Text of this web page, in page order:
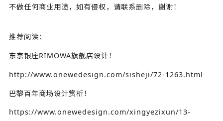
不做任何商业用途，如有侵权，请联系删除，谢谢！
推荐阅读：
东京银座RIMOWA旗舰店设计！
http://www.onewedesign.com/sisheji/72-1263.html
巴黎百年商场设计赏析！
https://www.onewedesign.com/xingyezixun/13-